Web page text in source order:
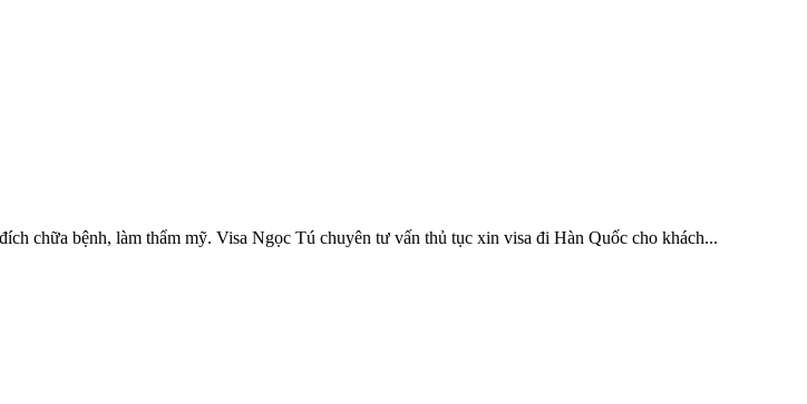
chữa bệnh, làm thẩm mỹ. Visa Ngọc Tú chuyên tư vấn thủ tục xin visa đi Hàn Quốc cho khách...